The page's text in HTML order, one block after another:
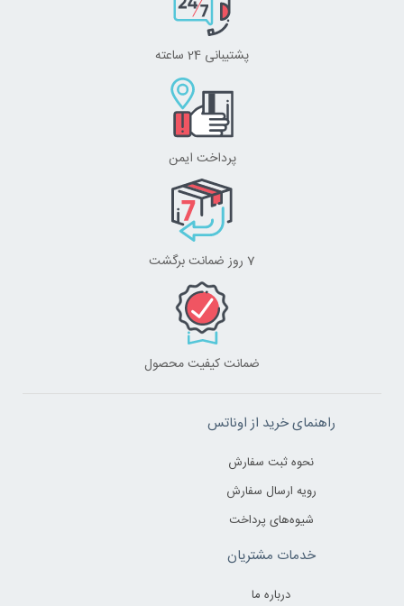
پشتیبانی 24 ساعته
پرداخت ایمن
7 روز ضمانت برگشت
ضمانت کیفیت محصول
راهنمای خرید از اوناتس
نحوه ثبت سفارش
رویه ارسال سفارش
شیوه‌های پرداخت
خدمات مشتریان
درباره ما